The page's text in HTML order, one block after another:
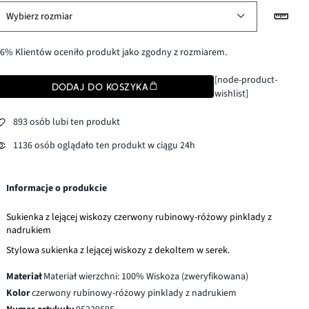
Wybierz rozmiar
Klientów oceniło produkt jako zgodny z rozmiarem.
DODAJ DO KOSZYKA
[node-product-
wishlist]
893 osób lubi ten produkt
1136 osób oglądało ten produkt w ciągu 24h
Informacje o produkcie
Sukienka z lejącej wiskozy czerwony rubinowy-różowy pinklady z
nadrukiem
Stylowa sukienka z lejącej wiskozy z dekoltem w serek.
MateriałMateriał wierzchni: 100% Wiskoza (zweryfikowana)
Kolorczerwony rubinowy-różowy pinklady z nadrukiem